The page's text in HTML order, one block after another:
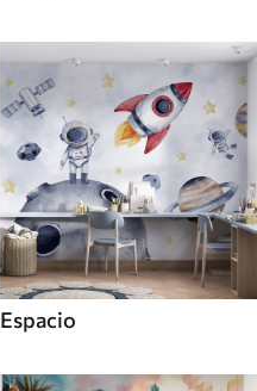
Espacio